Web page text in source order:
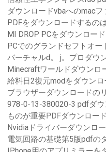
ダウンロードvbaへのmacフ
PDFをダウンロードするの
MI DROP PCをダウンロード
PCでのグランドセフトオ
バーチャルd。 j。プロダウ
Minecraftワールドダウンロ
給料日2復元modをダウン
ブラウザーダウンロードの
978-0-13-380020-3 pdfダウ
ものが重要PDFダウンロード
Nvidiaドライバーダウンロ
電気回路の基礎第5版pdfの